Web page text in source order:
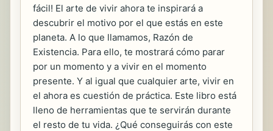
fácil! El arte de vivir ahora te inspirará a
descubrir el motivo por el que estás en este
planeta. A lo que llamamos, Razón de
Existencia. Para ello, te mostrará cómo parar
por un momento y a vivir en el momento
presente. Y al igual que cualquier arte, vivir en
el ahora es cuestión de práctica. Este libro está
lleno de herramientas que te servirán durante
el resto de tu vida. ¿Qué conseguirás con este